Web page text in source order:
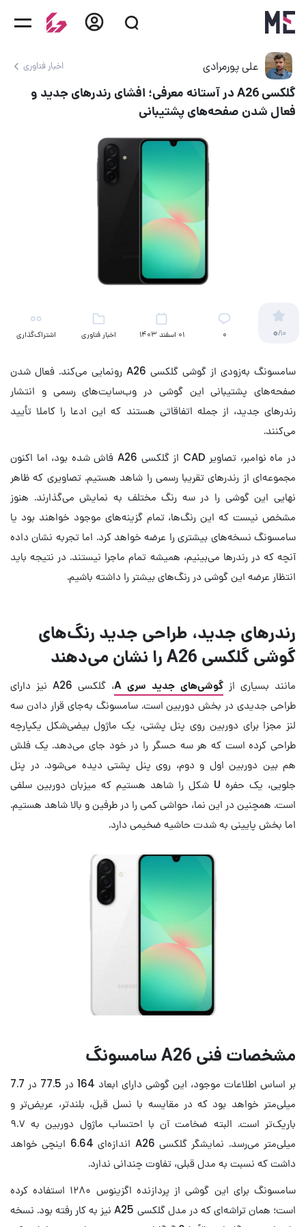
علی پورمرادی اخبار فناوری
گلکسی A26 در آستانه معرفی؛ افشای رندرهای جدید و
فعال شدن صفحه‌های پشتیبانی
0/10 ۰ 01 اسفند 1403 اخبار فناوری اشتراک‌گذاری
سامسونگ به‌زودی از گوشی گلکسی A26 رونمایی می‌کند. فعال شدن
صفحه‌های پشتیبانی این گوشی در وب‌سایت‌های رسمی و انتشار
رندرهای جدید، از جمله اتفاقاتی هستند که این ادعا را کاملا تأیید
می‌کنند.
در ماه نوامبر، تصاویر CAD از گلکسی A26 فاش شده بود، اما اکنون
مجموعه‌ای از رندرهای تقریبا رسمی را شاهد هستیم. تصاویری که ظاهر
نهایی این گوشی را در سه رنگ مختلف به نمایش می‌گذارند. هنوز
مشخص نیست که این رنگ‌ها، تمام گزینه‌های موجود خواهند بود یا
سامسونگ نسخه‌های بیشتری را عرضه خواهد کرد. اما تجربه نشان داده
آنچه که در رندرها می‌بینیم، همیشه تمام ماجرا نیستند. در نتیجه باید
انتظار عرضه این گوشی در رنگ‌های بیشتر را داشته باشیم.
رندرهای جدید، طراحی جدید رنگ‌های
گوشی گلکسی A26 را نشان می‌دهند
مانند بسیاری از گوشی‌های جدید سری A
، گلکسی A26 نیز دارای
طراحی جدیدی در بخش دوربین است. سامسونگ به‌جای قرار دادن سه
لنز مجزا برای دوربین روی پنل پشتی، یک ماژول بیضی‌شکل یکپارچه
طراحی کرده است که هر سه حسگر را در خود جای می‌دهد. یک فلش
هم بین دوربین اول و دوم، روی پنل پشتی دیده می‌شود. در پنل
جلویی، یک حفره U شکل را شاهد هستیم که میزبان دوربین سلفی
است. همچنین در این نما، حواشی کمی را در طرفین و بالا شاهد هستیم.
اما بخش پایینی به شدت حاشیه ضخیمی دارد.
مشخصات فنی A26 سامسونگ
بر اساس اطلاعات موجود، این گوشی دارای ابعاد 164 در 77.5 در 7.7
میلی‌متر خواهد بود که در مقایسه با نسل قبل، بلندتر، عریض‌تر و
باریک‌تر است. البته ضخامت آن با احتساب ماژول دوربین به ۹.۷
میلی‌متر می‌رسد. نمایشگر گلکسی A26 اندازه‌ای 6.64 اینچی خواهد
داشت که نسبت به مدل قبلی، تفاوت چندانی ندارد.
سامسونگ برای این گوشی از پردازنده اگزینوس ۱۲۸۰ استفاده کرده
است؛ همان تراشه‌ای که در مدل گلکسی A25 نیز به کار رفته بود. نسخه